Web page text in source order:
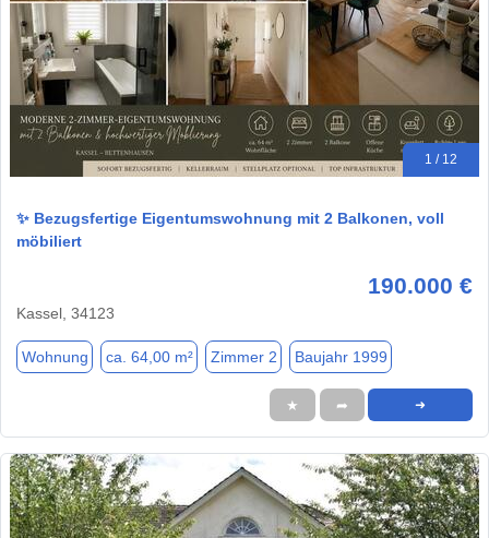
1 / 12
✨ Bezugsfertige Eigentumswohnung mit 2 Balkonen, voll
möbiliert
190.000 €
Kassel, 34123
Wohnung ca. 64,00 m² Zimmer 2 Baujahr 1999
★ ➦ ➜